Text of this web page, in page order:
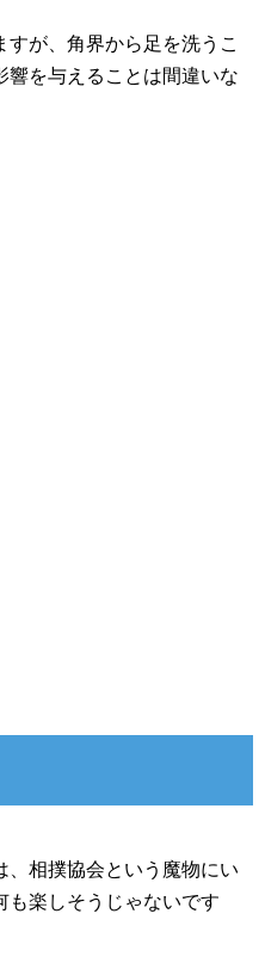
が、角界から足を洗うこ
響を与えることは間違いな
、相撲協会という魔物にい
も楽しそうじゃないです